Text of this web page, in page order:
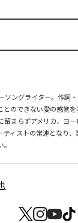
ソングライター。作詞
のできない愛の感覚
まらずアメリカ、ヨ
ィストの常連となり